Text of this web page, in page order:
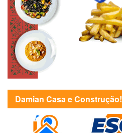
Damian Casa e Construção!